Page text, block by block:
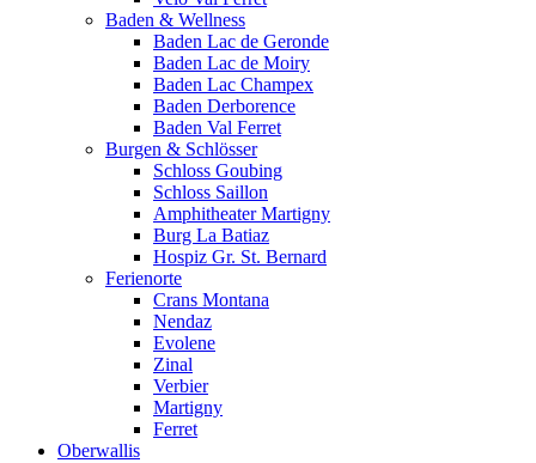
Baden & Wellness
Baden Lac de Geronde
Baden Lac de Moiry
Baden Lac Champex
Baden Derborence
Baden Val Ferret
Burgen & Schlösser
Schloss Goubing
Schloss Saillon
Amphitheater Martigny
Burg La Batiaz
Hospiz Gr. St. Bernard
Ferienorte
Crans Montana
Nendaz
Evolene
Zinal
Verbier
Martigny
Ferret
Oberwallis